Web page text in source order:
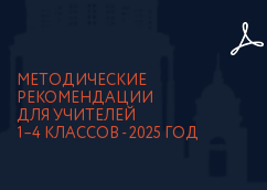
МЕТОДИЧЕСКИЕ
РЕКОМЕНДАЦИИ
ДЛЯ УЧИТЕЛЕЙ
1–4 КЛАССОВ - 2025 ГОД